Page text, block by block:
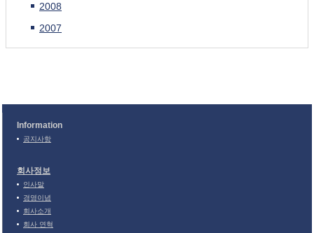
2008
2007
Information
공지사항
회사정보
인사말
경영이념
회사소개
회사 연혁